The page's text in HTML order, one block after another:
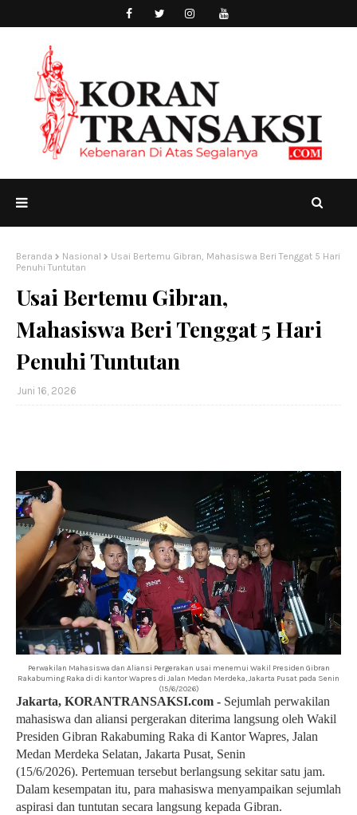
Beranda Nasional
Usai Bertemu Gibran, Mahasiswa Beri Tenggat 5 Hari
Penuhi Tuntutan
Usai Bertemu Gibran,
Mahasiswa Beri Tenggat 5 Hari
Penuhi Tuntutan
Juni 16, 2026
Perwakilan Mahasiswa dan Aliansi Pergerakan usai menemui Wakil Presiden Gibran
Rakabuming Raka di di kantor Wapres di Jalan Medan Merdeka, Jakarta Pusat pada Senin
(15/6/2026)
Jakarta, KORANTRANSAKSI.com - Sejumlah perwakilan
mahasiswa dan aliansi pergerakan diterima langsung oleh Wakil
Presiden Gibran Rakabuming Raka di Kantor Wapres, Jalan
Medan Merdeka Selatan, Jakarta Pusat, Senin
(15/6/2026). Pertemuan tersebut berlangsung sekitar satu jam.
Dalam kesempatan itu, para mahasiswa menyampaikan sejumlah
aspirasi dan tuntutan secara langsung kepada Gibran.